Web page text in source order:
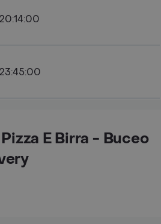
20:14:00
23:45:00
E Birra - Buceo